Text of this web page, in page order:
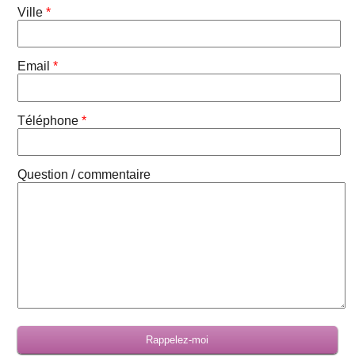
Ville*
Email*
Téléphone*
Question / commentaire